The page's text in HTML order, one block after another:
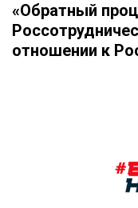
«Обратный
отношении к